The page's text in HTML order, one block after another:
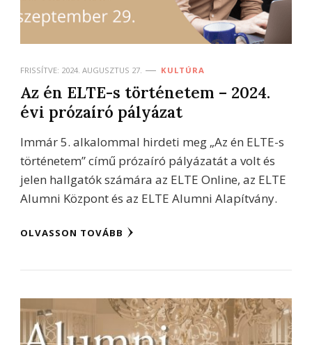
FRISSÍTVE: 2024. AUGUSZTUS 27. KULTÚRA
Az én ELTE-s történetem – 2024.
évi prózaíró pályázat
Immár 5. alkalommal hirdeti meg „Az én ELTE-s
történetem” című prózaíró pályázatát a volt és
jelen hallgatók számára az ELTE Online, az ELTE
Alumni Központ és az ELTE Alumni Alapítvány.
OLVASSON TOVÁBB